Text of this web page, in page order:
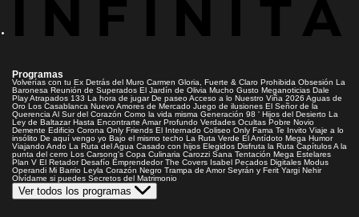
Programas
Volverías con tu Ex Detrás del Muro Carmen Gloria, Fuerte & Claro Prohibida Obsesión La
Baronesa Reunión de Superados El Jardín de Olivia Mucho Gusto Meganoticias Dale
PlayAtrapados 133 La hora de jugar De paseoAcceso a lo Nuestro Viña 2026 Aguas de
Oro Los Casablanca Nuevo Amores de Mercado Juego de ilusiones El Señor de la
Querencia Al Sur del Corazón Como la vida misma Generación 98 ' Hijos del Desierto La
Ley de Baltazar Hasta Encontrarte Amar Profundo Verdades Ocultas Pobre Novio
Demente Edificio Corona Only Friends El Internado Coliseo Only Fama Te Invito Viaje a lo
insólito De aquí vengo yo Bajo el mismo techo La Ruta Verde El Antídoto Mega Humor
Viajando Ando La Ruta del Agua Casado con hijos Elegidos Disfruta la Ruta CapítulosA la
punta del cerro Los Carsong's Copa Culinaria Carozzi Sana Tentación Mega Estelares
Plan V El Retador Desafío Emprendedor The Covers Isabel Pecados Digitales Modus
Operandi Mi Barrio Leyla Corazón Negro Trampa de Amor Seyrán y Ferit Yargi Nehir
Olvídame si puedes Secretos del Matrimonio
Ver todos los programas